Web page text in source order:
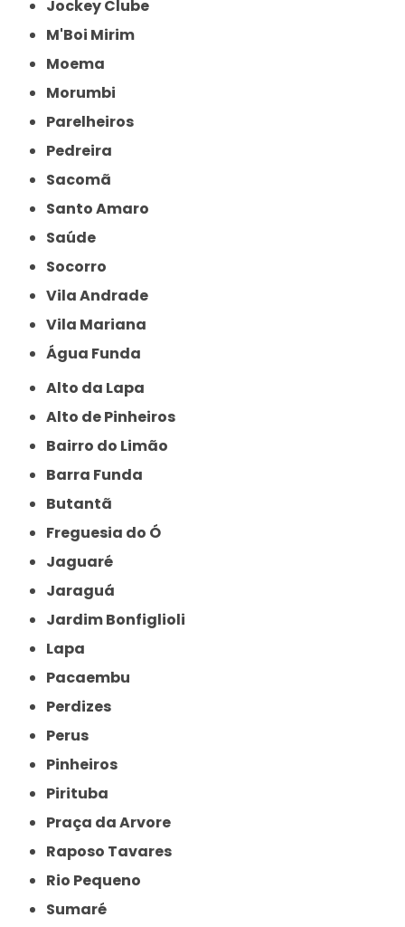
Jockey Clube
M'Boi Mirim
Moema
Morumbi
Parelheiros
Pedreira
Sacomã
Santo Amaro
Saúde
Socorro
Vila Andrade
Vila Mariana
Água Funda
Alto da Lapa
Alto de Pinheiros
Bairro do Limão
Barra Funda
Butantã
Freguesia do Ó
Jaguaré
Jaraguá
Jardim Bonfiglioli
Lapa
Pacaembu
Perdizes
Perus
Pinheiros
Pirituba
Praça da Arvore
Raposo Tavares
Rio Pequeno
Sumaré